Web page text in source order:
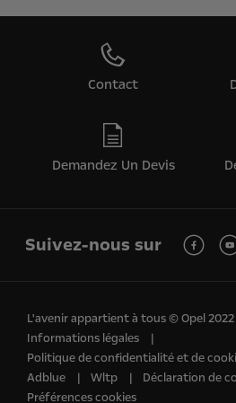
Contact
Demandez Un Devis
Suivez-nous sur
L'avenir appartient à tous © Opel 2022
Informations légales
Politique de confidentialité et de
Adblue
Wltp
Déclaration de
Préférences cookies